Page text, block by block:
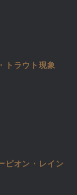
トラウト現象
ピオン・レイン